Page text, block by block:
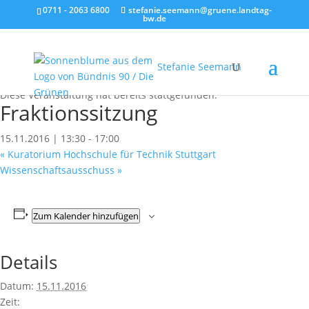
0711 - 2063 6800 stefanie.seemann@gruene.landtag-
bw.de
Stefanie Seemann
« Alle Veranstaltungen
Diese Veranstaltung hat bereits stattgefunden.
Fraktionssitzung
15.11.2016 | 13:30 - 17:00
« Kuratorium Hochschule für Technik Stuttgart
Wissenschaftsausschuss »
Zum Kalender hinzufügen
Details
Datum: 15.11.2016
Zeit: